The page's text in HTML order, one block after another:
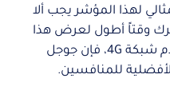
لهذا المؤشر يجب ألا
متجرك وقتاً أطول لعرض هذا
العنصر لعميل في عمان يستخدم شبكة 4G، فإن جوجل
للمنافسين.